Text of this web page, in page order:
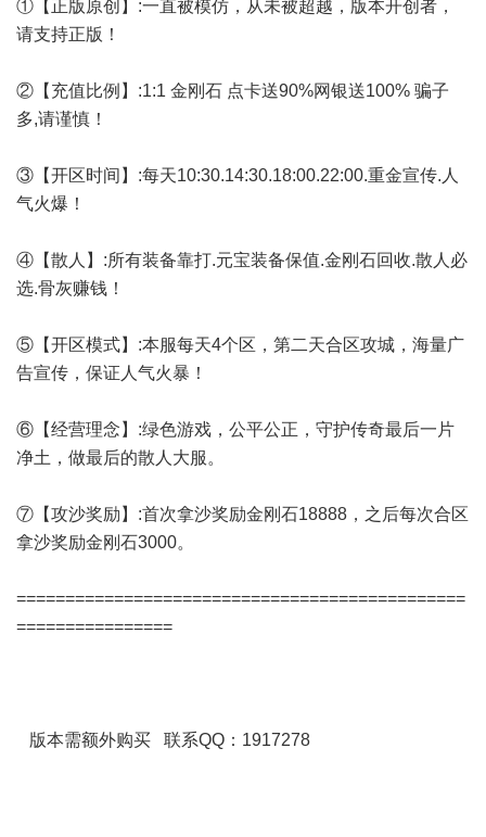
①【正版原创】:一直被模仿，从未被超越，版本开创者，
请支持正版！
②【充值比例】:1:1 金刚石 点卡送90%网银送100% 骗子
多,请谨慎！
③【开区时间】:每天10:30.14:30.18:00.22:00.重金宣传.人
气火爆！
④【散人】:所有装备靠打.元宝装备保值.金刚石回收.散人必
选.骨灰赚钱！
⑤【开区模式】:本服每天4个区，第二天合区攻城，海量广
告宣传，保证人气火暴！
⑥【经营理念】:绿色游戏，公平公正，守护传奇最后一片
净土，做最后的散人大服。
⑦【攻沙奖励】:首次拿沙奖励金刚石18888，之后每次合区
拿沙奖励金刚石3000。
==============================================
================
版本需额外购买 联系QQ：1917278